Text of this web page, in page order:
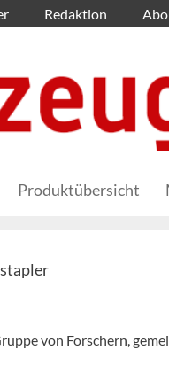
Redaktion
Produktübersicht
von Forschern,